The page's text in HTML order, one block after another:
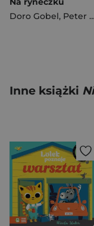
Doro Gobel, Peter Knorr
Inne książki